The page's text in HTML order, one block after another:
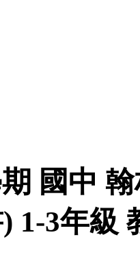
國中
1-3年級